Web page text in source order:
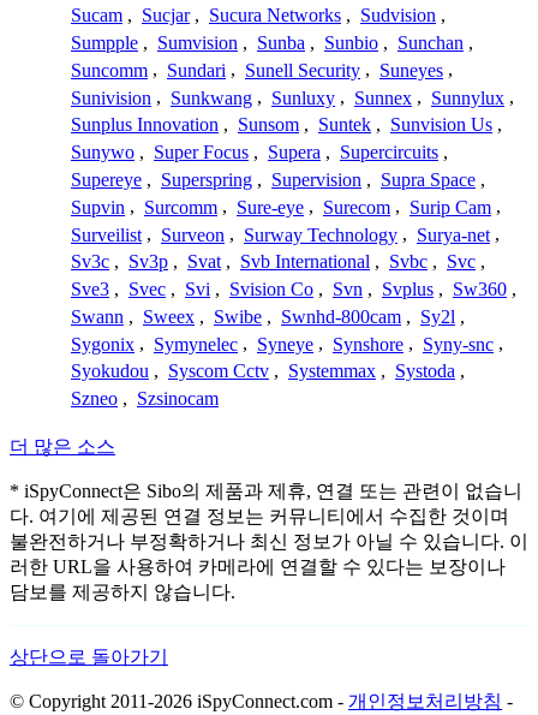
Sucam , Sucjar , Sucura Networks , Sudvision ,
Sumpple , Sumvision , Sunba , Sunbio , Sunchan ,
Suncomm , Sundari , Sunell Security , Suneyes ,
Sunivision , Sunkwang , Sunluxy , Sunnex , Sunnylux ,
Sunplus Innovation , Sunsom , Suntek , Sunvision Us ,
Sunywo , Super Focus , Supera , Supercircuits ,
Supereye , Superspring , Supervision , Supra Space ,
Supvin , Surcomm , Sure-eye , Surecom , Surip Cam ,
Surveilist , Surveon , Surway Technology , Surya-net ,
Sv3c , Sv3p , Svat , Svb International , Svbc , Svc ,
Sve3 , Svec , Svi , Svision Co , Svn , Svplus , Sw360 ,
Swann , Sweex , Swibe , Swnhd-800cam , Sy2l ,
Sygonix , Symynelec , Syneye , Synshore , Syny-snc ,
Syokudou , Syscom Cctv , Systemmax , Systoda ,
Szneo , Szsinocam
더 많은 소스
* iSpyConnect은 Sibo의 제품과 제휴, 연결 또는 관련이 없습니
다. 여기에 제공된 연결 정보는 커뮤니티에서 수집한 것이며
불완전하거나 부정확하거나 최신 정보가 아닐 수 있습니다. 이
러한 URL을 사용하여 카메라에 연결할 수 있다는 보장이나
담보를 제공하지 않습니다.
상단으로 돌아가기
© Copyright 2011-2026 iSpyConnect.com - 개인정보처리방침 -